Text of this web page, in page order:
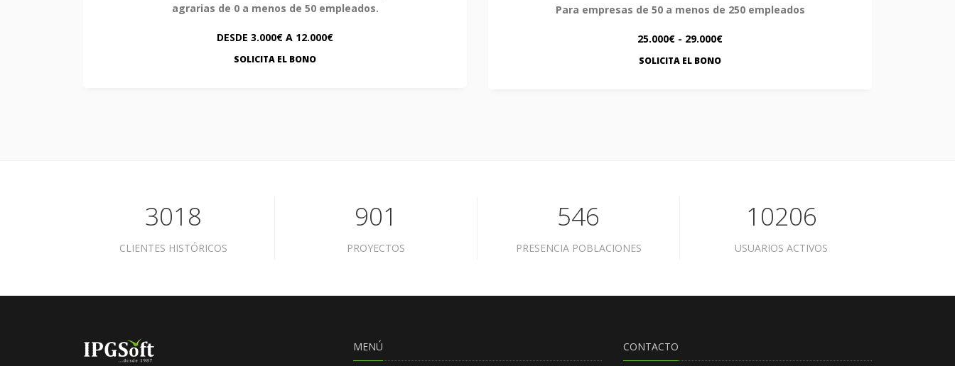
agrarias de 0 a menos de 50 empleados.
DESDE 3.000€ A 12.000€
SOLICITA EL BONO
Para empresas de 50 a menos de 250 empleados
25.000€ - 29.000€
SOLICITA EL BONO
3018
CLIENTES HISTÓRICOS
901
PROYECTOS
546
PRESENCIA POBLACIONES
10206
USUARIOS ACTIVOS
MENÚ CONTACTO